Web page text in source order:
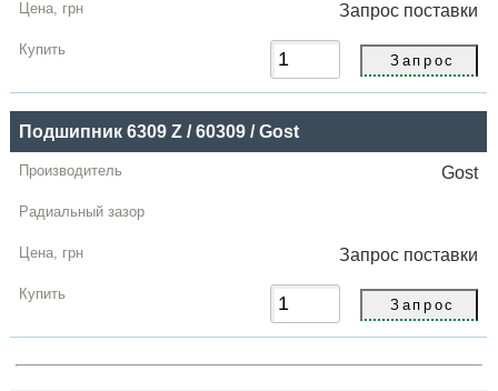
Запрос поставки
Подшипник 6309 Z / 60309 / Gost
Gost
Запрос поставки